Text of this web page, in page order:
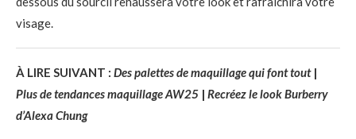
visage.
À LIRE SUIVANT : Des palettes de maquillage qui font tout|
Plus de tendances maquillage AW25 | Recréez le look Burberry
d’Alexa Chung